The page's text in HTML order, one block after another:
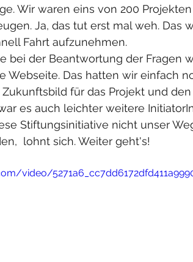
Wir waren eins von 200
Ja, das tut erst mal weh. Das
Fahrt aufzunehmen.
bei der Beantwortung der Fragen
Webseite. Das hatten wir einfach
für das Projekt und
es auch leichter weitere
Stiftungsinitiative nicht unser
lohnt sich. Weiter geht's!
video/